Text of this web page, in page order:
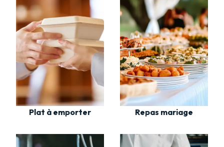
Plat à emporter Repas mariage